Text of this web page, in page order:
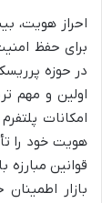
احراز هویت،
برای حفظ
در حوزه
اولین و مهم
امکانات
هویت خود را
قوانین
بازار